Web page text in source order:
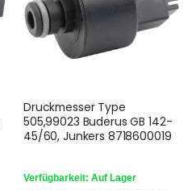
Druckmesser Type
505,99023 Buderus GB 142-
45/60, Junkers 8718600019
Verfügbarkeit: Auf Lager